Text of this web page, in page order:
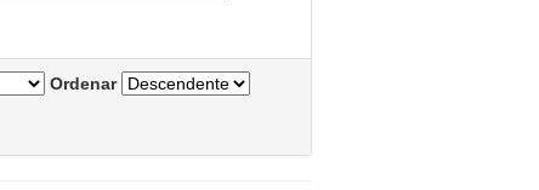
Ordenar